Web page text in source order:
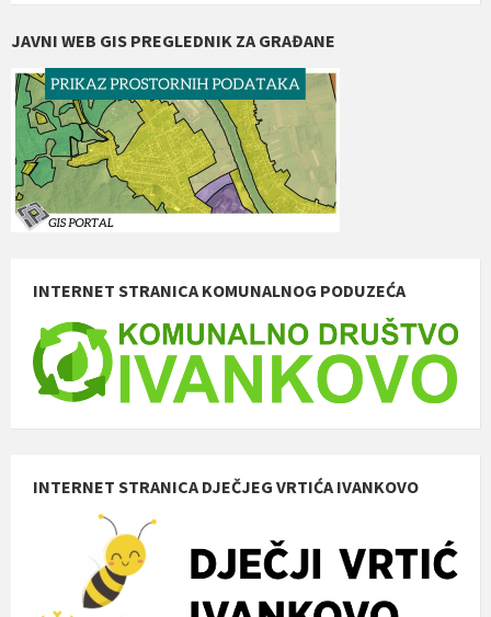
JAVNI WEB GIS PREGLEDNIK ZA GRAĐANE
INTERNET STRANICA KOMUNALNOG PODUZEĆA
INTERNET STRANICA DJEČJEG VRTIĆA IVANKOVO